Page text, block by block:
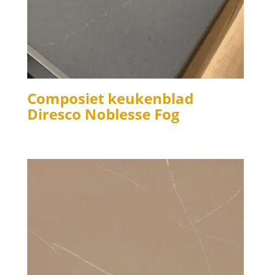
Composiet keukenblad
Diresco Noblesse Fog